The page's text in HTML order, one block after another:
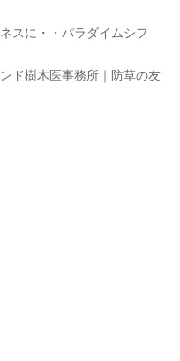
スに・・パラダイムシフ
ド樹木医事務所 ｜防草の友